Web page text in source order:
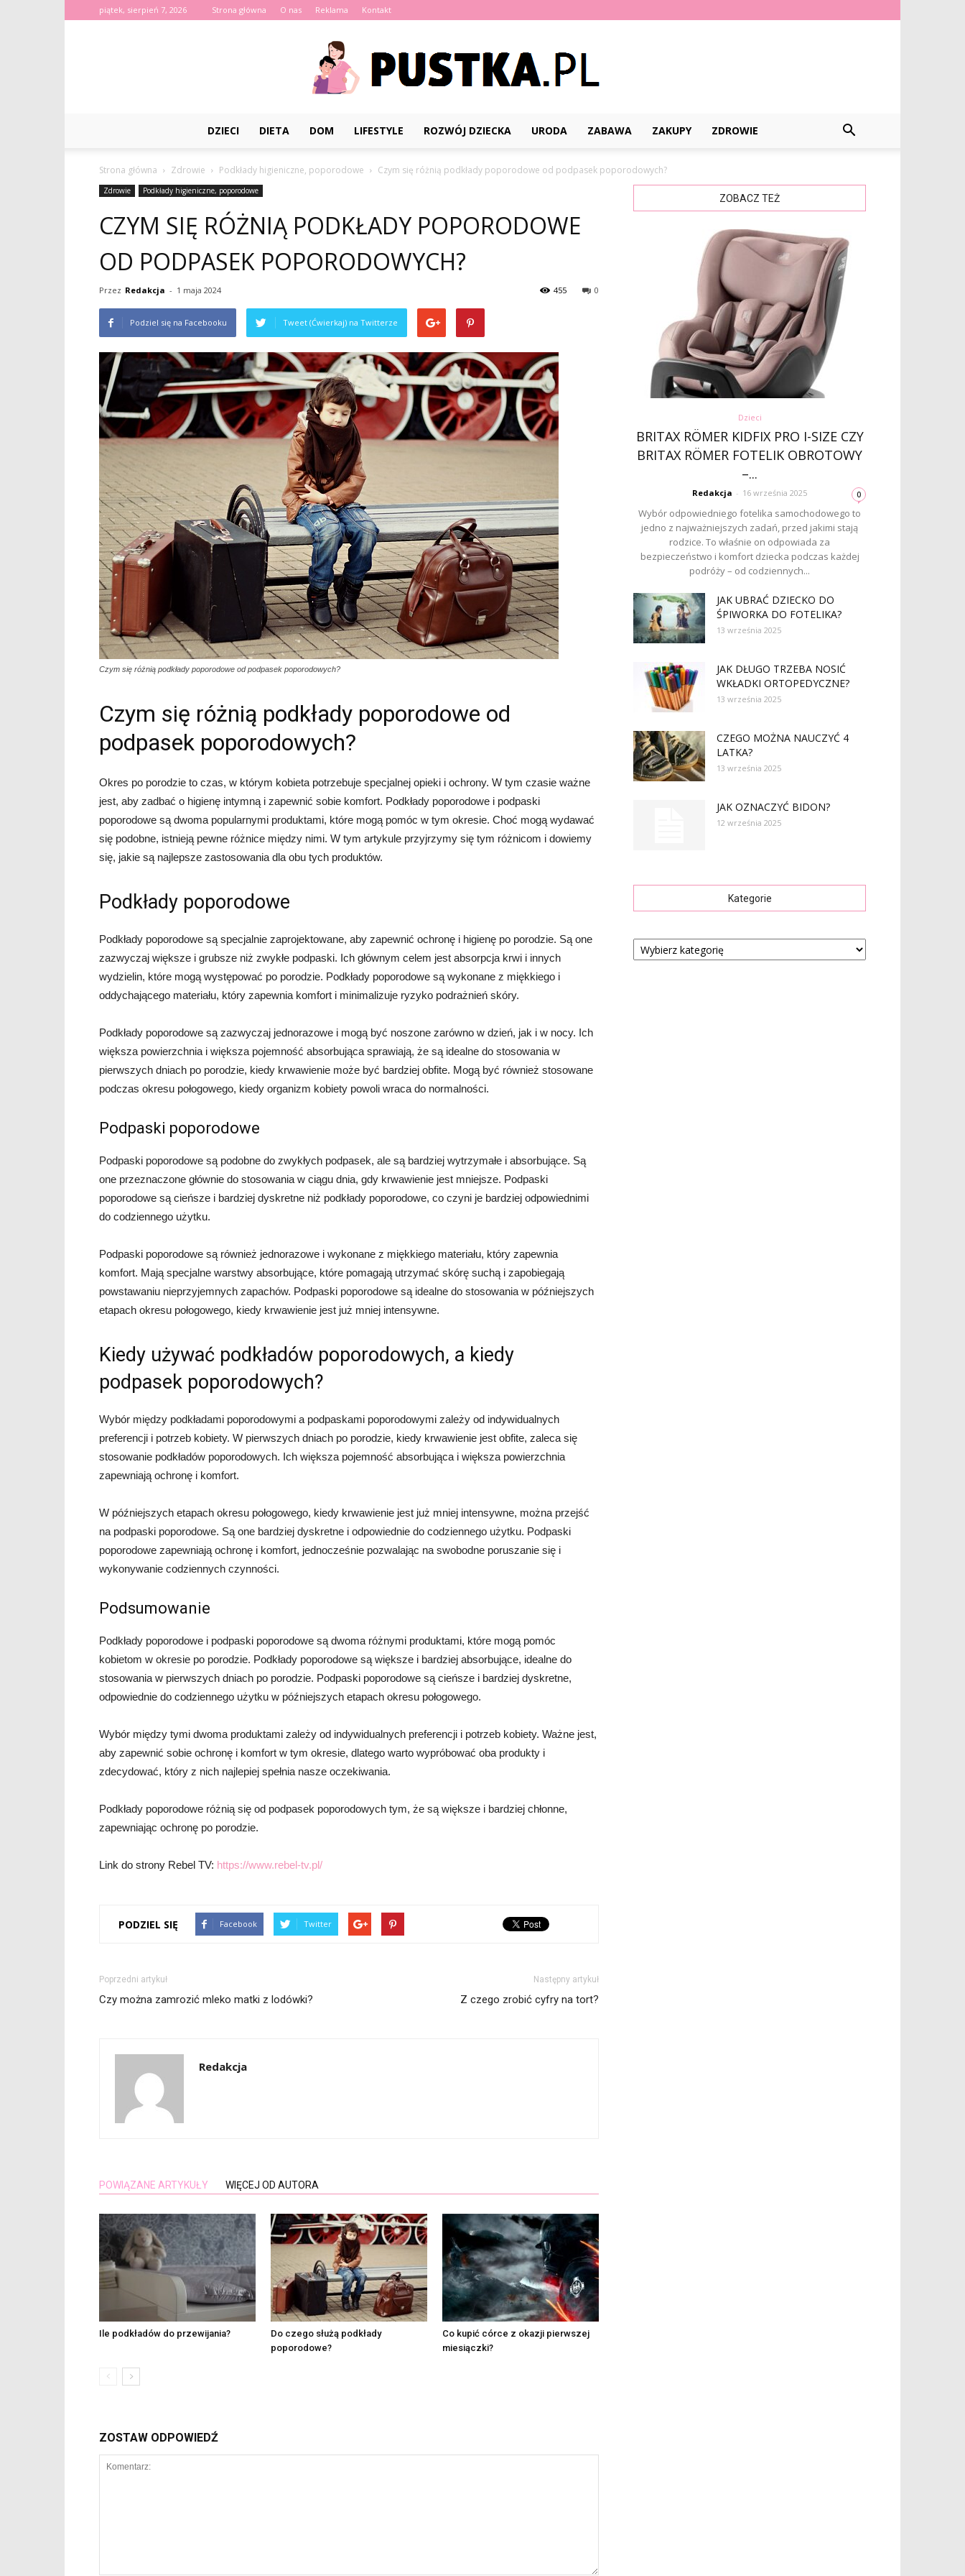
piątek, sierpień 7, 2026 Strona główna O nas Reklama Kontakt
DZIECI DIETA DOM LIFESTYLE ROZWÓJ DZIECKA URODA ZABAWA ZAKUPY ZDROWIE
Strona główna Zdrowie Podkłady higieniczne, poporodowe Czym się różnią podkłady poporodowe od podpasek poporodowych?
Zdrowie Podkłady higieniczne, poporodowe
CZYM SIĘ RÓŻNIĄ PODKŁADY POPORODOWE
OD PODPASEK POPORODOWYCH?
Przez Redakcja - 1 maja 2024 0
455
Podziel się na Facebooku Tweet (Ćwierkaj) na Twitterze
Czym się różnią podkłady poporodowe od podpasek poporodowych?
Czym się różnią podkłady poporodowe od
podpasek poporodowych?
Okres po porodzie to czas, w którym kobieta potrzebuje specjalnej opieki i ochrony. W tym czasie ważne
jest, aby zadbać o higienę intymną i zapewnić sobie komfort. Podkłady poporodowe i podpaski
poporodowe są dwoma popularnymi produktami, które mogą pomóc w tym okresie. Choć mogą wydawać
się podobne, istnieją pewne różnice między nimi. W tym artykule przyjrzymy się tym różnicom i dowiemy
się, jakie są najlepsze zastosowania dla obu tych produktów.
Podkłady poporodowe
Podkłady poporodowe są specjalnie zaprojektowane, aby zapewnić ochronę i higienę po porodzie. Są one
zazwyczaj większe i grubsze niż zwykłe podpaski. Ich głównym celem jest absorpcja krwi i innych
wydzielin, które mogą występować po porodzie. Podkłady poporodowe są wykonane z miękkiego i
oddychającego materiału, który zapewnia komfort i minimalizuje ryzyko podrażnień skóry.
Podkłady poporodowe są zazwyczaj jednorazowe i mogą być noszone zarówno w dzień, jak i w nocy. Ich
większa powierzchnia i większa pojemność absorbująca sprawiają, że są idealne do stosowania w
pierwszych dniach po porodzie, kiedy krwawienie może być bardziej obfite. Mogą być również stosowane
podczas okresu połogowego, kiedy organizm kobiety powoli wraca do normalności.
Podpaski poporodowe
Podpaski poporodowe są podobne do zwykłych podpasek, ale są bardziej wytrzymałe i absorbujące. Są
one przeznaczone głównie do stosowania w ciągu dnia, gdy krwawienie jest mniejsze. Podpaski
poporodowe są cieńsze i bardziej dyskretne niż podkłady poporodowe, co czyni je bardziej odpowiednimi
do codziennego użytku.
Podpaski poporodowe są również jednorazowe i wykonane z miękkiego materiału, który zapewnia
komfort. Mają specjalne warstwy absorbujące, które pomagają utrzymać skórę suchą i zapobiegają
powstawaniu nieprzyjemnych zapachów. Podpaski poporodowe są idealne do stosowania w późniejszych
etapach okresu połogowego, kiedy krwawienie jest już mniej intensywne.
Kiedy używać podkładów poporodowych, a kiedy
podpasek poporodowych?
Wybór między podkładami poporodowymi a podpaskami poporodowymi zależy od indywidualnych
preferencji i potrzeb kobiety. W pierwszych dniach po porodzie, kiedy krwawienie jest obfite, zaleca się
stosowanie podkładów poporodowych. Ich większa pojemność absorbująca i większa powierzchnia
zapewniają ochronę i komfort.
W późniejszych etapach okresu połogowego, kiedy krwawienie jest już mniej intensywne, można przejść
na podpaski poporodowe. Są one bardziej dyskretne i odpowiednie do codziennego użytku. Podpaski
poporodowe zapewniają ochronę i komfort, jednocześnie pozwalając na swobodne poruszanie się i
wykonywanie codziennych czynności.
Podsumowanie
Podkłady poporodowe i podpaski poporodowe są dwoma różnymi produktami, które mogą pomóc
kobietom w okresie po porodzie. Podkłady poporodowe są większe i bardziej absorbujące, idealne do
stosowania w pierwszych dniach po porodzie. Podpaski poporodowe są cieńsze i bardziej dyskretne,
odpowiednie do codziennego użytku w późniejszych etapach okresu połogowego.
Wybór między tymi dwoma produktami zależy od indywidualnych preferencji i potrzeb kobiety. Ważne jest,
aby zapewnić sobie ochronę i komfort w tym okresie, dlatego warto wypróbować oba produkty i
zdecydować, który z nich najlepiej spełnia nasze oczekiwania.
Podkłady poporodowe różnią się od podpasek poporodowych tym, że są większe i bardziej chłonne,
zapewniając ochronę po porodzie.
Link do strony Rebel TV: https://www.rebel-tv.pl/
PODZIEL SIĘ Facebook Twitter
Poprzedni artykuł
Czy można zamrozić mleko matki z lodówki?
Następny artykuł
Z czego zrobić cyfry na tort?
Redakcja
POWIĄZANE ARTYKUŁY WIĘCEJ OD AUTORA
Ile podkładów do przewijania?
Do czego służą podkłady
poporodowe?
Co kupić córce z okazji pierwszej
miesiączki?
ZOSTAW ODPOWIEDŹ
ZOBACZ TEŻ
Dzieci
BRITAX RÖMER KIDFIX PRO I-SIZE CZY
BRITAX RÖMER FOTELIK OBROTOWY
–...
Redakcja - 16 września 2025 0
Wybór odpowiedniego fotelika samochodowego to
jedno z najważniejszych zadań, przed jakimi stają
rodzice. To właśnie on odpowiada za
bezpieczeństwo i komfort dziecka podczas każdej
podróży – od codziennych...
JAK UBRAĆ DZIECKO DO
ŚPIWORKA DO FOTELIKA?
13 września 2025
JAK DŁUGO TRZEBA NOSIĆ
WKŁADKI ORTOPEDYCZNE?
13 września 2025
CZEGO MOŻNA NAUCZYĆ 4
LATKA?
13 września 2025
JAK OZNACZYĆ BIDON?
12 września 2025
Kategorie
Kategorie